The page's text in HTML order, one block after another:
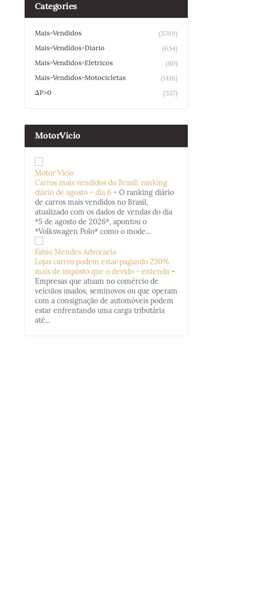
Categories
Mais-Vendidos
(3769)
Mais-Vendidos-Diario
(634)
Mais-Vendidos-Eletricos
(80)
Mais-Vendidos-Motocicletas
(1416)
ΔP>0
(337)
MotorVicio
Motor Vício
Carros mais vendidos do Brasil: ranking
diário de agosto - dia 6 - O ranking diário
de carros mais vendidos no Brasil,
atualizado com os dados de vendas do dia
*5 de agosto de 2026*, apontou o
*Volkswagen Polo* como o mode...
Fabio Mendes Advocacia
Lojas carros podem estar pagando 230%
mais de imposto que o devido - entenda -
Empresas que atuam no comércio de
veículos usados, seminovos ou que operam
com a consignação de automóveis podem
estar enfrentando uma carga tributária
até...